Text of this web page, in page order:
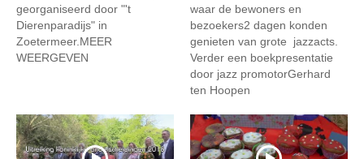
georganiseerd door "'t
Dierenparadijs" in
Zoetermeer.MEER
WEERGEVEN
waar de bewoners en
bezoekers2 dagen konden
genieten van grote jazzacts.
Verder een boekpresentatie
door jazz promotorGerhard
ten Hoopen